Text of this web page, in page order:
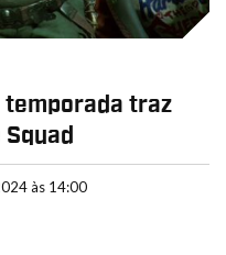
temporada traz
às 14:00